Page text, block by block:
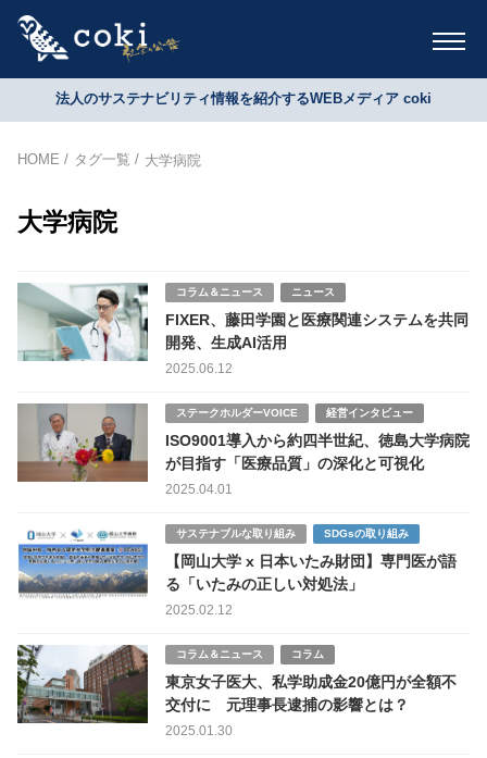
法人のサステナビリティ情報を紹介するWEBメディア coki
HOME タグ一覧 大学病院
大学病院
コラム＆ニュース ニュース
FIXER、藤田学園と医療関連システムを共同
開発、生成AI活用
2025.06.12
ステークホルダーVOICE 経営インタビュー
ISO9001導入から約四半世紀、徳島大学病院
が目指す「医療品質」の深化と可視化
2025.04.01
サステナブルな取り組み SDGsの取り組み
【岡山大学 x 日本いたみ財団】専門医が語
る「いたみの正しい対処法」
2025.02.12
コラム＆ニュース コラム
東京女子医大、私学助成金20億円が全額不
交付に 元理事長逮捕の影響とは？
2025.01.30